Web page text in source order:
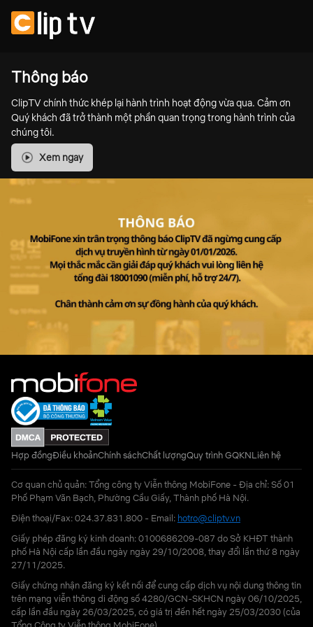
Thông báo
ClipTV chính thức khép lại hành trình hoạt động vừa qua. Cảm ơn
Quý khách đã trở thành một phần quan trọng trong hành trình của
chúng tôi.
Xem ngay
Hợp đồngĐiều khoảnChính sáchChất lượngQuy trình GQKNLiên hệ
Cơ quan chủ quản: Tổng công ty Viễn thông MobiFone - Địa chỉ: Số 01
Phố Phạm Văn Bạch, Phường Cầu Giấy, Thành phố Hà Nội.
Điện thoại/Fax: 024.37.831.800 - Email: hotro@cliptv.vn
Giấy phép đăng ký kinh doanh: 0100686209-087 do Sở KHĐT thành
phố Hà Nội cấp lần đầu ngày ngày 29/10/2008, thay đổi lần thứ 8 ngày
27/11/2025.
Giấy chứng nhận đăng ký kết nối để cung cấp dịch vụ nội dung thông tin
trên mạng viễn thông di động số 4280/GCN-SKHCN ngày 06/10/2025,
cấp lần đầu ngày 26/03/2025, có giá trị đến hết ngày 25/03/2030 (của